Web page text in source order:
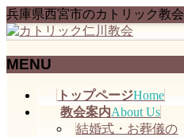
兵庫県西宮市のカトリック教会
MENU
トップページHome
教会案内About Us
結婚式・お葬儀の